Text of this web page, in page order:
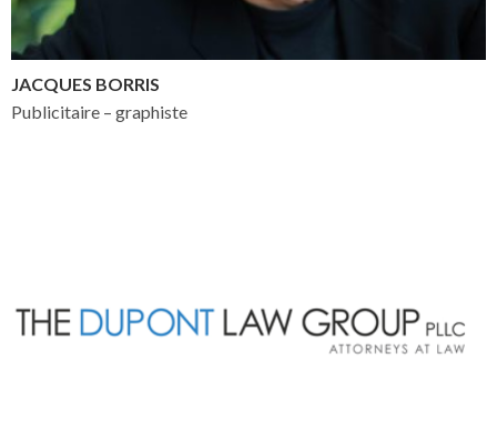
JACQUES BORRIS
Publicitaire – graphiste